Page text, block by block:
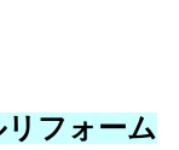
リフォーム